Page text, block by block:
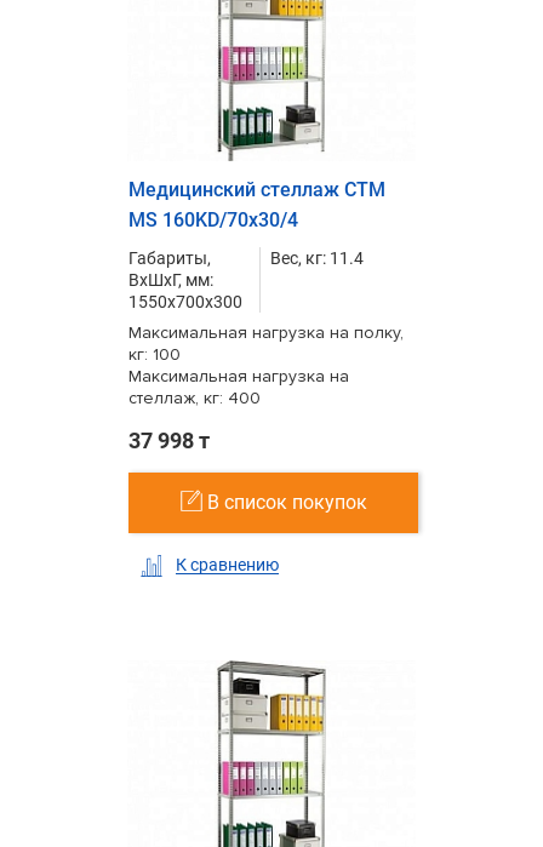
Медицинский стеллаж СТМ
MS 160KD/70х30/4
Габариты,
ВxШxГ, мм:
1550x700x300
Вес, кг: 11.4
Максимальная нагрузка на полку,
кг: 100
Максимальная нагрузка на
стеллаж, кг: 400
37 998 т
В список покупок
К сравнению